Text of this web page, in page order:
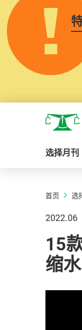
消费者委
选择月刊
首页 选
2022.06
15
缩